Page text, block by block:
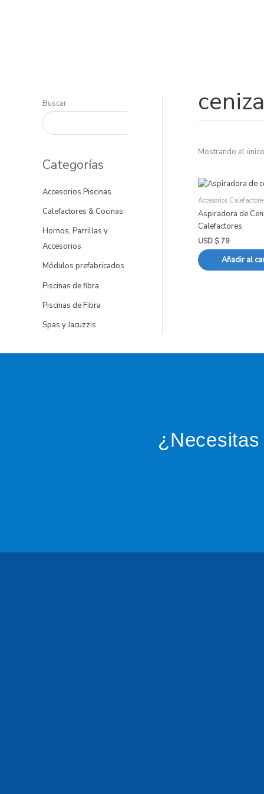
Buscar
Categorías
Accesorios Piscinas
Calefactores & Cocinas
Hornos, Parrillas y
Accesorios
Módulos prefabricados
Piscinas de fibra
Piscinas de Fibra
Spas y Jacuzzis
ceniza
Mostrando el
Accesorios
Aspiradora de
Calefactores
USD $79
Añadir al